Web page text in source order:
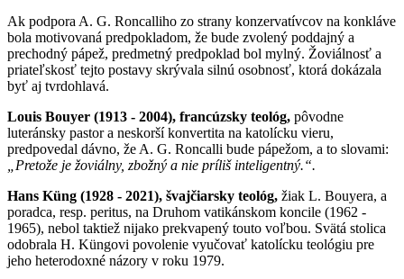
Ak podpora A. G. Roncalliho zo strany konzervatívcov na konkláve
bola motivovaná predpokladom, že bude zvolený poddajný a
prechodný pápež, predmetný predpoklad bol mylný. Žoviálnosť a
priateľskosť tejto postavy skrývala silnú osobnosť, ktorá dokázala
byť aj tvrdohlavá.
Louis Bouyer (1913 - 2004), francúzsky teológ, pôvodne
luteránsky pastor a neskorší konvertita na katolícku vieru,
predpovedal dávno, že A. G. Roncalli bude pápežom, a to slovami:
„Pretože je žoviálny, zbožný a nie príliš inteligentný.“.
Hans Küng (1928 - 2021), švajčiarsky teológ, žiak L. Bouyera, a
poradca, resp. peritus, na Druhom vatikánskom koncile (1962 -
1965), nebol taktiež nijako prekvapený touto voľbou. Svätá stolica
odobrala H. Küngovi povolenie vyučovať katolícku teológiu pre
jeho heterodoxné názory v roku 1979.